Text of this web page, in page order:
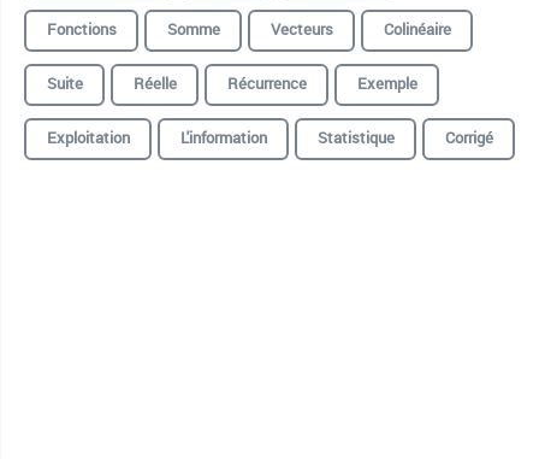
Fonctions
Somme Vecteurs
Colinéaire
Suite
Réelle Récurrence
Exemple
Exploitation
L'information Statistique Corrigé